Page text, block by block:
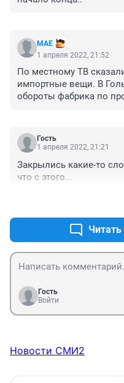
MAE
1 апреля 2022, 21:52
По местному ТВ
импортные вещи. В
обороты фабрика по
Гость
1 апреля 2022, 21:21
Закрылись какие-то
что с этого...
Гость
Войти
Новости СМИ2